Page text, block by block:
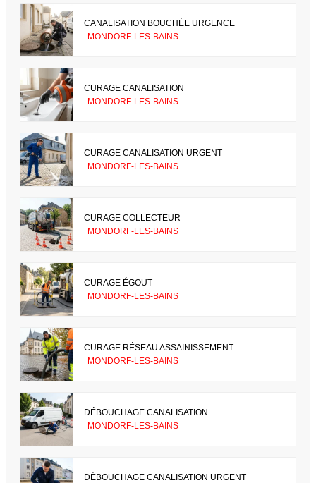
CANALISATION BOUCHÉE URGENCE
MONDORF-LES-BAINS
CURAGE CANALISATION
MONDORF-LES-BAINS
CURAGE CANALISATION URGENT
MONDORF-LES-BAINS
CURAGE COLLECTEUR
MONDORF-LES-BAINS
CURAGE ÉGOUT
MONDORF-LES-BAINS
CURAGE RÉSEAU ASSAINISSEMENT
MONDORF-LES-BAINS
DÉBOUCHAGE CANALISATION
MONDORF-LES-BAINS
DÉBOUCHAGE CANALISATION URGENT